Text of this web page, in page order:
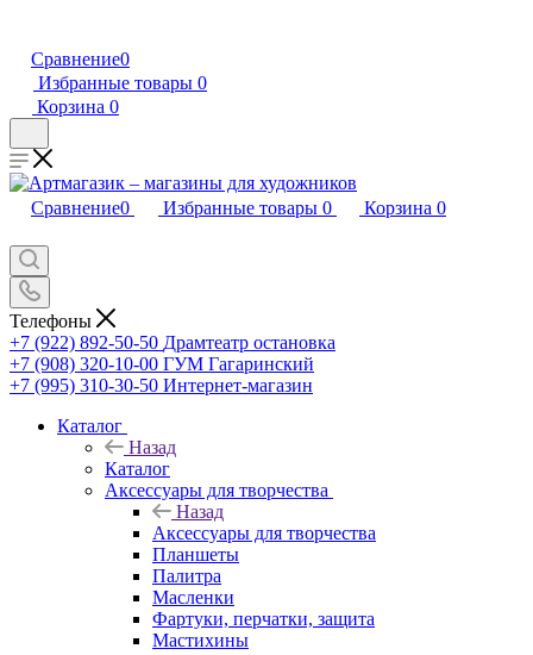
Сравнение0
Избранные товары 0
Корзина 0
Сравнение0 Избранные товары 0 Корзина 0
Телефоны
+7 (922) 892-50-50 Драмтеатр остановка
+7 (908) 320-10-00 ГУМ Гагаринский
+7 (995) 310-30-50 Интернет-магазин
Каталог
Назад
Каталог
Аксессуары для творчества
Назад
Аксессуары для творчества
Планшеты
Палитра
Масленки
Фартуки, перчатки, защита
Мастихины